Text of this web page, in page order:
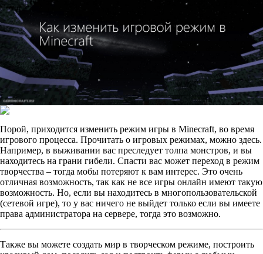
Порой, приходится изменить режим игры в Minecraft, во время
игрового процесса. Прочитать о игровых режимах, можно здесь.
Например, в выживании вас преследует толпа монстров, и вы
находитесь на грани гибели. Спасти вас может переход в режим
творчества – тогда мобы потеряют к вам интерес. Это очень
отличная возможность, так как не все игры онлайн имеют такую
возможность. Но, если вы находитесь в многопользовательской
(сетевой игре), то у вас ничего не выйдет только если вы имеете
права администратора на сервере, тогда это возможно.
Также вы можете создать мир в творческом режиме, построить